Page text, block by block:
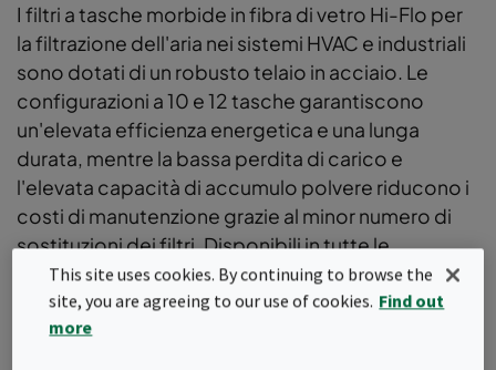
I filtri a tasche morbide in fibra di vetro Hi-Flo per
la filtrazione dell'aria nei sistemi HVAC e industriali
sono dotati di un robusto telaio in acciaio. Le
configurazioni a 10 e 12 tasche garantiscono
un'elevata efficienza energetica e una lunga
durata, mentre la bassa perdita di carico e
l'elevata capacità di accumulo polvere riducono i
costi di manutenzione grazie al minor numero di
sostituzioni dei filtri. Disponibili in tutte le
efficienze secondo lo standard ISO 16890 e
supportati da una Dichiarazione Ambientale di
Prodotto (EPD).
This site uses cookies. By continuing to browse the
site, you are agreeing to our use of cookies. Find out
more